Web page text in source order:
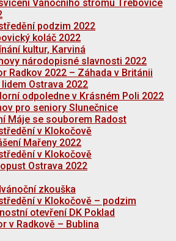
Vánočního stromu Třebovice
podzim 2022
koláč 2022
kultur, Karviná
národopisné slavnosti 2022
Radkov 2022 – Záhada v Británii
lidem Ostrava 2022
odpoledne v Krásném Poli 2022
pro seniory Slunečnice
Máje se souborem Radost
v Klokočově
Mařeny 2022
v Klokočově
Ostrava 2022
zkouška
v Klokočově – podzim
otevření DK Poklad
v Radkově – Bublina